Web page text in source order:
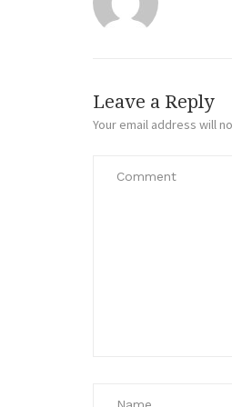
Leave a Reply
Your email address will